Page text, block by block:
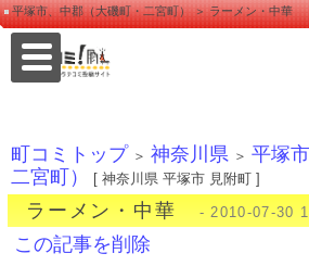
平塚市、中郡（大磯町・二宮町） ＞ ラーメン・中華
町コミトップ ＞ 神奈川県 ＞ 平塚
二宮町）
[ 神奈川県 平塚市 見附町 ]
ラーメン・中華 - 2010-07-30
この記事を削除